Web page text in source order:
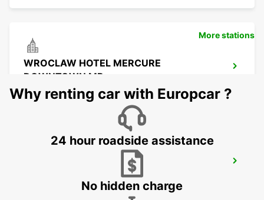
WROCLAW HOTEL MERCURE
DOWNTOWN MP
WROCLAW - POLAND
More stations
Why renting car with Europcar ?
24 hour roadside assistance
No hidden charge